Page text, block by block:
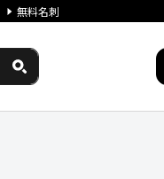
無料名刺